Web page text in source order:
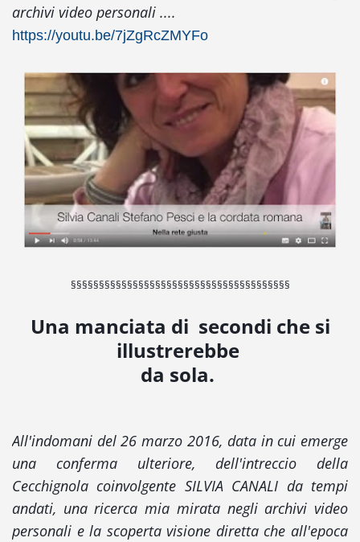
archivi video personali ....
https://youtu.be/7jZgRcZMYFo
§§§§§§§§§§§§§§§§§§§§§§§§§§§§§§§§§§§§§§§
Una manciata di secondi che si
illustrerebbe
da sola.
All'indomani del 26 marzo 2016, data in cui emerge
una conferma ulteriore, dell'intreccio della
Cecchignola coinvolgente SILVIA CANALI da tempi
andati, una ricerca mia mirata negli archivi video
personali e la scoperta visione diretta che all'epoca